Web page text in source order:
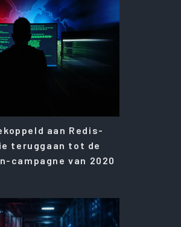
aan Redis-
teruggaan tot de
campagne van 2020